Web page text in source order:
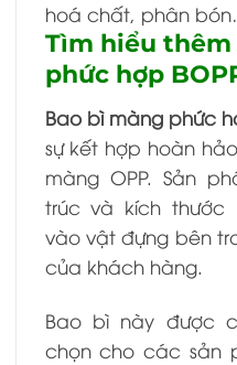
hoá chất, phân
Tìm hiểu thêm
phức hợp
Bao bì màng phức
sự kết hợp hoàn
màng OPP. Sản
trúc và kích thước
vào vật đựng bên
của khách hàng.
Bao bì này được
chọn cho các sản